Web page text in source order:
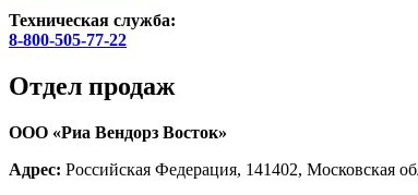
Техническая служба:
8-800-505-77-22
Отдел продаж
ООО «Риа Вендорз Восток»
Адрес: Российская Федерация, 141402, Московская